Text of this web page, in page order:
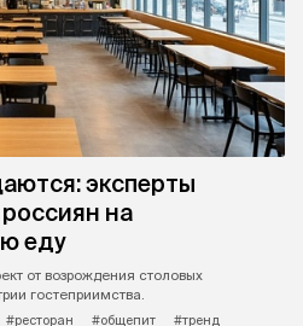
эксперты
на
еду
от возрождения столовых
гостеприимства.
#ресторан #общепит #тренд